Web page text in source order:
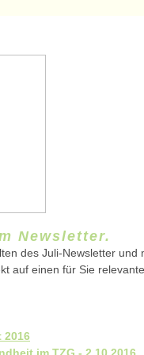
Newsletter.
des Juli-Newsletter und
auf einen für Sie
2016